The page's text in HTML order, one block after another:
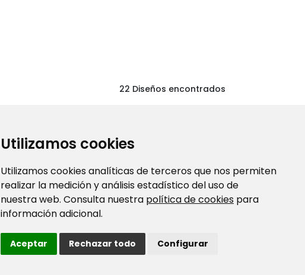
Utilizamos cookies
Utilizamos cookies analíticas de terceros que nos permiten
realizar la medición y análisis estadístico del uso de
nuestra web. Consulta nuestra política de cookies para
información adicional.
Aceptar Rechazar todo Configurar
22 Diseños encontrados